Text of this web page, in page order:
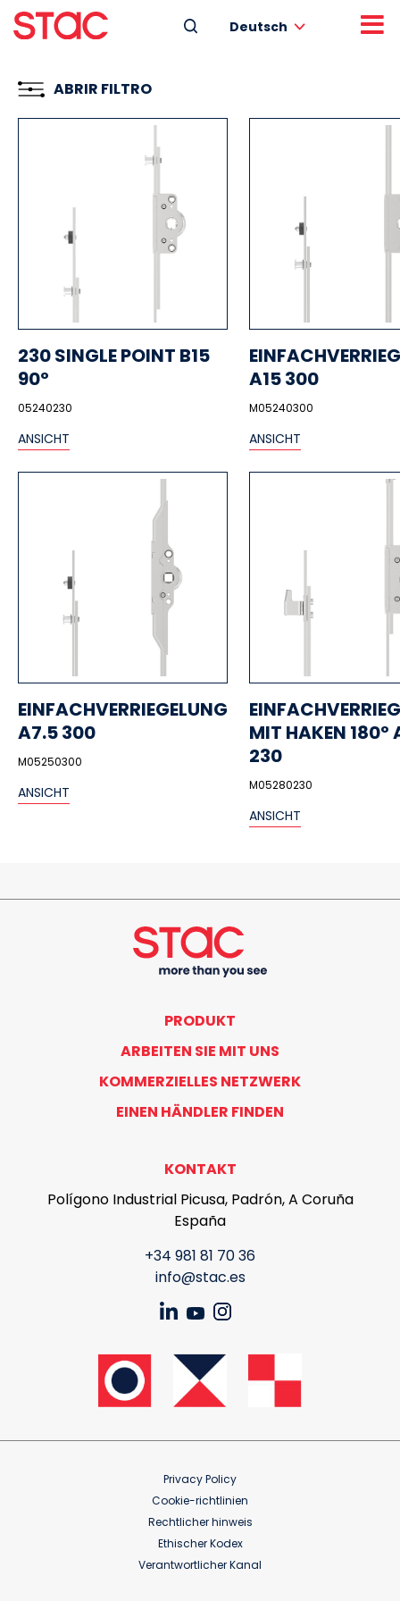
Deutsch
ABRIR FILTRO
230 SINGLE POINT B15
90º
05240230
ANSICHT
A15 300
M05240300
ANSICHT
EINFACHVERRIEGELUNG
A7.5 300
M05250300
ANSICHT
MIT HAKEN 180º
230
M05280230
ANSICHT
PRODUKT
ARBEITEN SIE MIT UNS
KOMMERZIELLES NETZWERK
EINEN HÄNDLER FINDEN
KONTAKT
Polígono Industrial Picusa, Padrón, A Coruña
España
+34 981 81 70 36
info@stac.es
Privacy Policy
Cookie-richtlinien
Rechtlicher hinweis
Ethischer Kodex
Verantwortlicher Kanal